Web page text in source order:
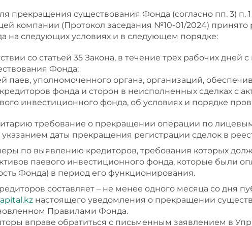
прекращения существования Фонда (согласно пп. 3) п. 1
компании (Протокол заседания №10-01/2024)
на следующих условиях и в следующем порядке:
со статьей 35 Закона, в течение трех рабочих дней
Фонда:
паев, уполномоченного органа, организаций,
фонда и сторон в неисполненных сделках с
инвестиционного фонда, об условиях и порядке
требование о прекращении операции по
даты прекращения регистрации сделок в
по выявлению кредиторов, требования которых
паевого инвестиционного фонда, которые были
Фонда) в период его функционирования.
составляет – не менее одного месяца со дня
настоящего уведомления о прекращении
Правилами Фонда.
вправе обратиться с письменным заявлением в